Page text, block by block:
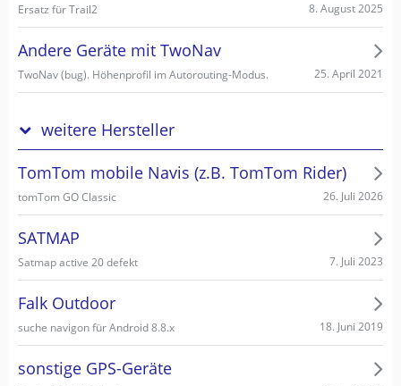
Ersatz für Trail2 8. August 2025
Andere Geräte mit TwoNav
TwoNav (bug). Höhenprofil im Autorouting-Modus. 25. April 2021
weitere Hersteller
TomTom mobile Navis (z.B. TomTom Rider)
tomTom GO Classic 26. Juli 2026
SATMAP
Satmap active 20 defekt 7. Juli 2023
Falk Outdoor
suche navigon für Android 8.8.x 18. Juni 2019
sonstige GPS-Geräte